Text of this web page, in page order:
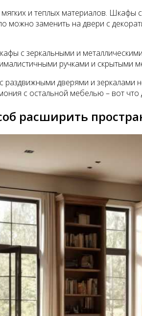
и теплых материалов.
можно заменить на двери с
с зеркальными и
ручками и скрытыми
раздвижными дверями и зеркалами
с остальной мебелью – вот
расширить